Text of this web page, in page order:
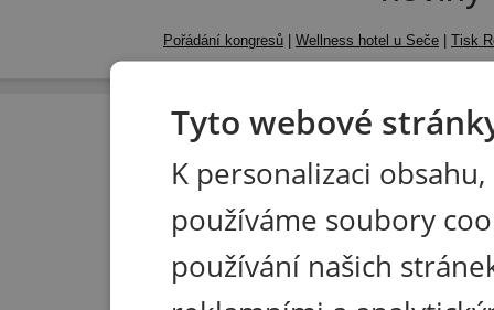
Pořádání kongresů Wellness hotel u Seče Tisk
Tyto webové
K personalizaci
používáme soubory
používání našich